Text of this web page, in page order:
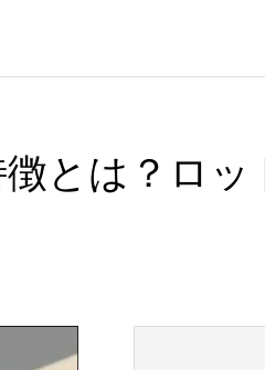
とは？ロッ